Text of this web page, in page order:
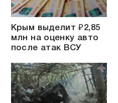
Крым выделит ₽2,85
млн на оценку авто
после атак ВСУ